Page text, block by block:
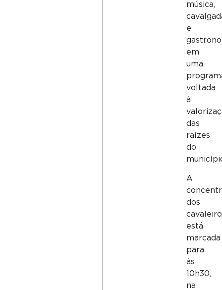
música,
e
em
uma
voltada
à
das
raízes
do
A
dos
está
marcada
para
às
10h30,
na